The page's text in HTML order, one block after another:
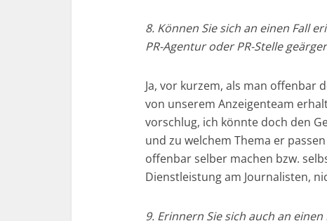
8. Können Sie sich an einen Fall
PR-Agentur oder PR-Stelle
Ja, vor kurzem, als man offenbar
von unserem Anzeigenteam
vorschlug, ich könnte doch den
und zu welchem Thema er
offenbar selber machen bzw.
Dienstleistung am Journalisten,
9. Erinnern Sie sich auch an